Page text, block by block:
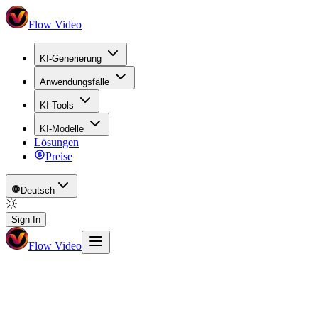
Flow Video
KI-Generierung
Anwendungsfälle
KI-Tools
KI-Modelle
Lösungen
Preise
Deutsch
Sign In
Flow Video